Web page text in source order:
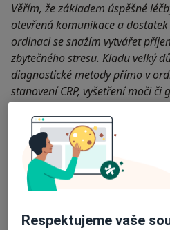
Věřím, že základem úspěšné
otevřená komunikace a
ordinaci se snažím vytvářet
zbytečného stresu. Kladu velký
diagnostické metody přímo v
stanovení CRP, vyšetření moči či
VíceO mně
Odborník na:
Všeobecný praktický lékař
Hlavní léčená onemocnění
Respektujeme vaše